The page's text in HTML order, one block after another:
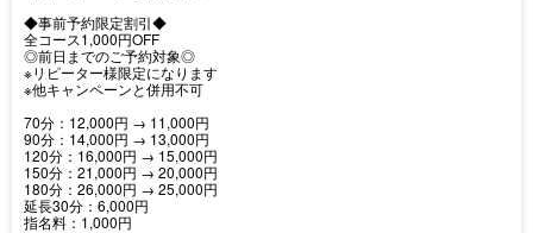
◆事前予約限定割引◆
全コース1,000円OFF
◎前日までのご予約対象◎
※リピーター様限定になります
※他キャンペーンと併用不可
70分：12,000円 → 11,000円
90分：14,000円 → 13,000円
120分：16,000円 → 15,000円
150分：21,000円 → 20,000円
180分：26,000円 → 25,000円
延長30分：6,000円
指名料：1,000円